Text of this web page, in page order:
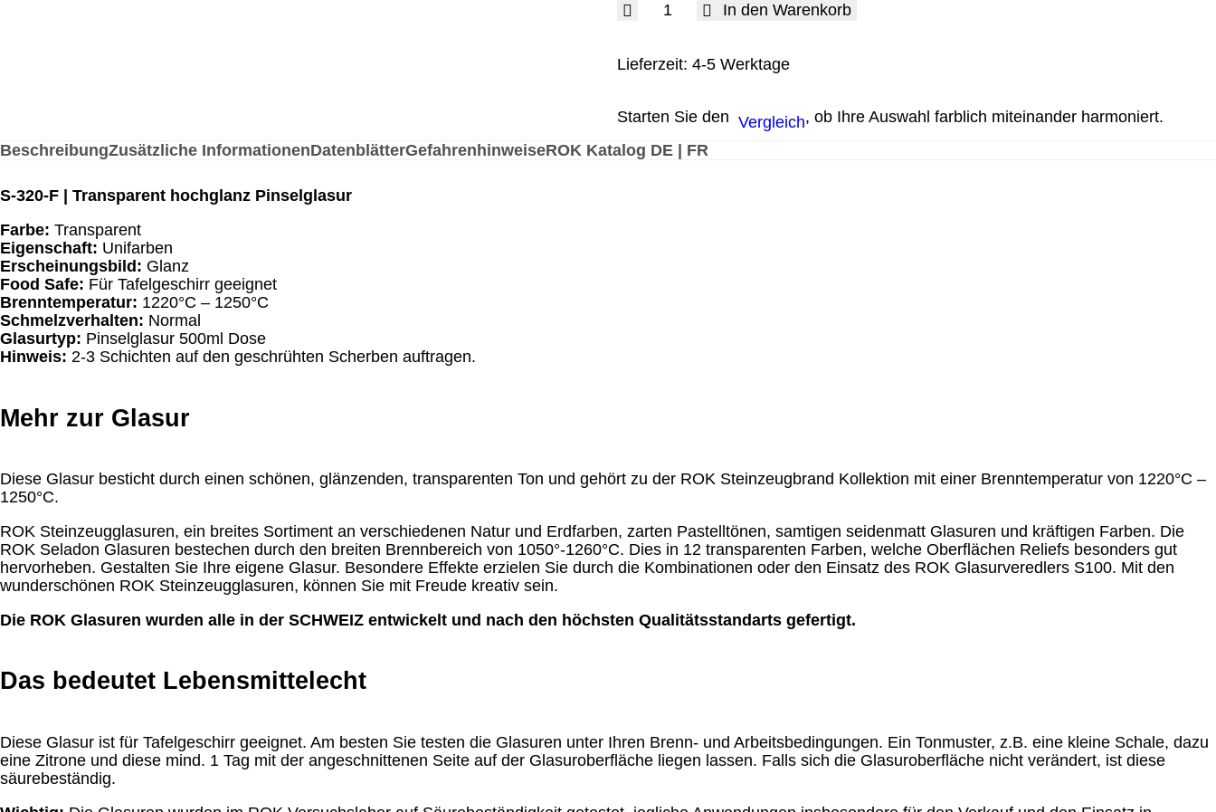
In den Warenkorb
Lieferzeit: 4-5 Werktage
Starten Sie den Vergleich, ob Ihre Auswahl farblich miteinander harmoniert.
BeschreibungZusätzliche InformationenDatenblätterGefahrenhinweiseROK Katalog DE | FR
S-320-F | Transparent hochglanz Pinselglasur
Farbe: Transparent
Eigenschaft: Unifarben
Erscheinungsbild: Glanz
Food Safe: Für Tafelgeschirr geeignet
Brenntemperatur: 1220°C – 1250°C
Schmelzverhalten: Normal
Glasurtyp: Pinselglasur 500ml Dose
Hinweis: 2-3 Schichten auf den geschrühten Scherben auftragen.
Mehr zur Glasur
Diese Glasur besticht durch einen schönen, glänzenden, transparenten Ton und gehört zu der ROK Steinzeugbrand Kollektion mit einer Brenntemperatur von 1220°C –
1250°C.
ROK Steinzeugglasuren, ein breites Sortiment an verschiedenen Natur und Erdfarben, zarten Pastelltönen, samtigen seidenmatt Glasuren und kräftigen Farben. Die
ROK Seladon Glasuren bestechen durch den breiten Brennbereich von 1050°-1260°C. Dies in 12 transparenten Farben, welche Oberflächen Reliefs besonders gut
hervorheben. Gestalten Sie Ihre eigene Glasur. Besondere Effekte erzielen Sie durch die Kombinationen oder den Einsatz des ROK Glasurveredlers S100. Mit den
wunderschönen ROK Steinzeugglasuren, können Sie mit Freude kreativ sein.
Die ROK Glasuren wurden alle in der SCHWEIZ entwickelt und nach den höchsten Qualitätsstandarts gefertigt.
Das bedeutet Lebensmittelecht
Diese Glasur ist für Tafelgeschirr geeignet. Am besten Sie testen die Glasuren unter Ihren Brenn- und Arbeitsbedingungen. Ein Tonmuster, z.B. eine kleine Schale, dazu
eine Zitrone und diese mind. 1 Tag mit der angeschnittenen Seite auf der Glasuroberfläche liegen lassen. Falls sich die Glasuroberfläche nicht verändert, ist diese
säurebeständig.